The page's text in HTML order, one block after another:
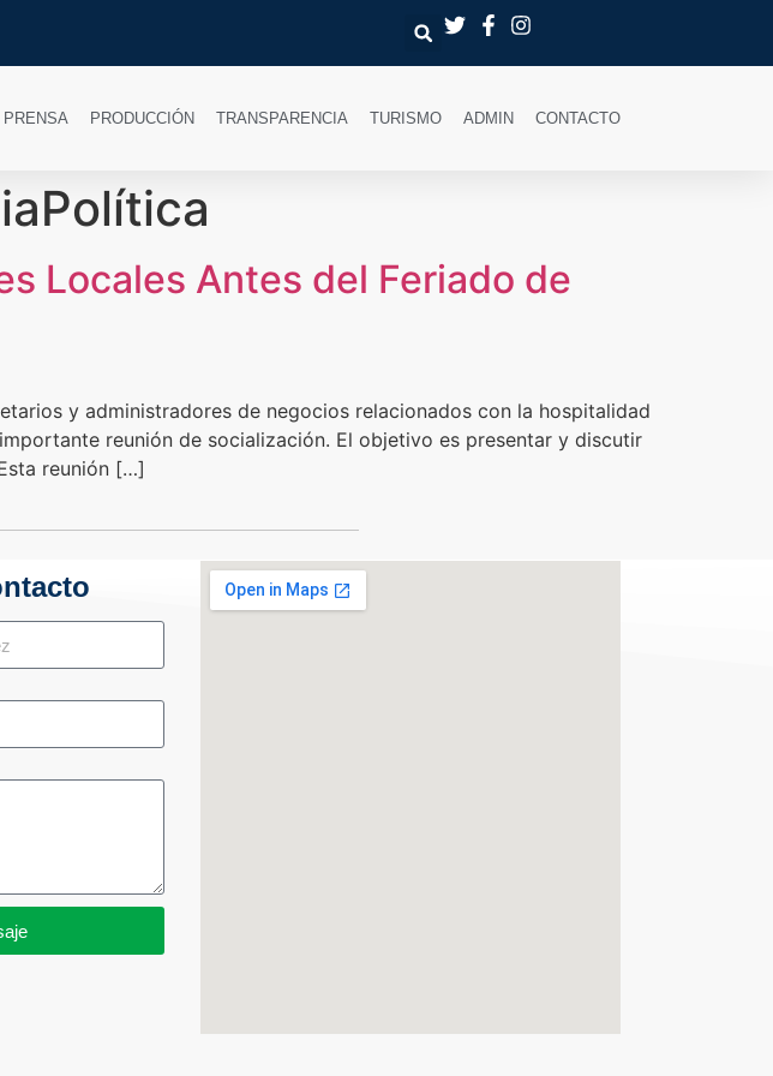
PRODUCCIÓN TRANSPARENCIA TURISMO ADMIN CONTACTO
Locales Antes del Feriado de
y administradores de negocios relacionados con la hospitalidad
reunión de socialización. El objetivo es presentar y discutir
reunión […]